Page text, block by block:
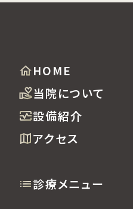
HOME
当院について
設備紹介
アクセス
診療メニュー